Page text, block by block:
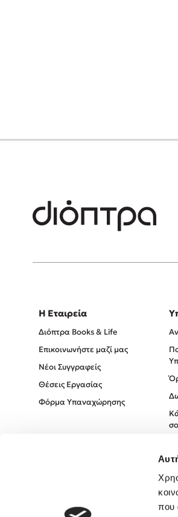
που
Η Εταιρεία
Διόπτρα Books & Life
Επικοινωνήστε μαζί μας
Νέοι Συγγραφείς
Θέσεις Εργασίας
Φόρμα Υπαναχώρησης